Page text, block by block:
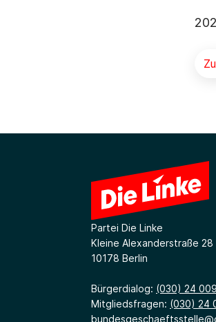
Partei Die Linke
Kleine Alexanderstraße 28
10178 Berlin
Bürgerdialog: (030) 24
Mitgliedsfragen: (030) 24